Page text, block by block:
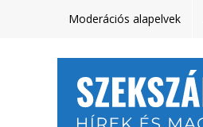
Moderációs alapelvek